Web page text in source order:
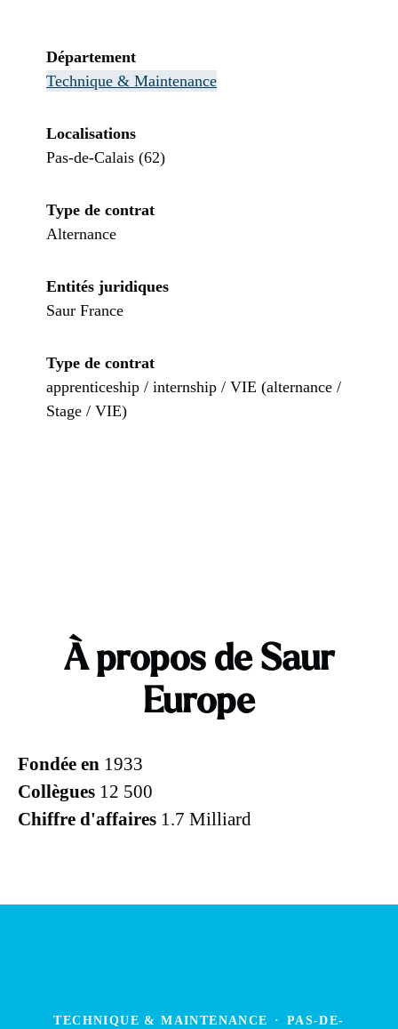
Département
Technique & Maintenance
Localisations
Pas-de-Calais (62)
Type de contrat
Alternance
Entités juridiques
Saur France
Type de contrat
apprenticeship / internship / VIE (alternance /
Stage / VIE)
À propos de Saur
Europe
Fondée en 1933
Collègues 12 500
Chiffre d'affaires 1.7 Milliard
TECHNIQUE & MAINTENANCE ·
PAS-DE-